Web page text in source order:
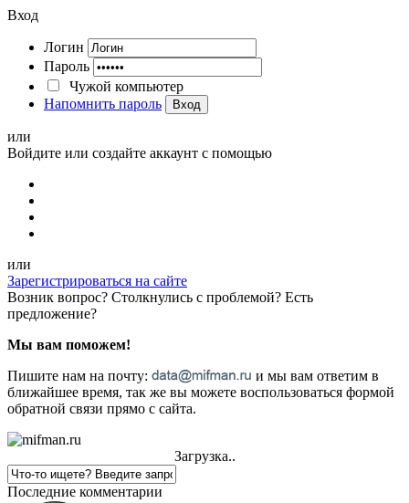
Вход
Логин
Пароль
Чужой компьютер
Напомнить пароль
Вход
или
Войдите или создайте аккаунт с помощью
или
Зарегистрироваться на сайте
Возник вопрос? Столкнулись с проблемой? Есть
предложение?
Мы вам поможем!
Пишите нам на почту:
и мы вам ответим в
ближайшее время, так же вы можете воспользоваться формой
обратной связи прямо с сайта.
Загрузка..
Последние комментарии